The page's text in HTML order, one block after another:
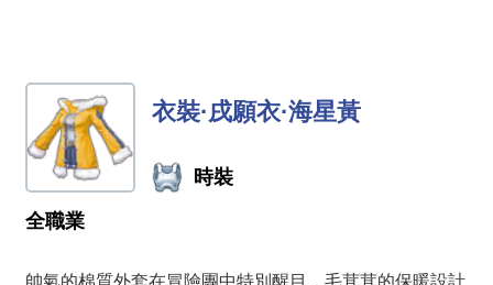
衣裝·戌願衣·海星黃
時裝
全職業
帥氣的棉質外套在冒險團中特別醒目，毛茸茸的保暖設計